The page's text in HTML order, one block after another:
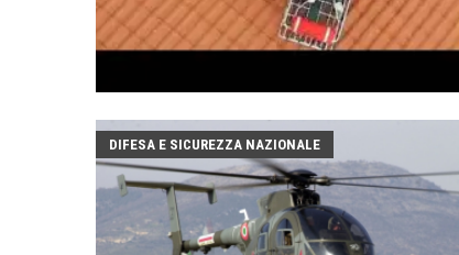
DIFESA E SICUREZZA NAZIONALE